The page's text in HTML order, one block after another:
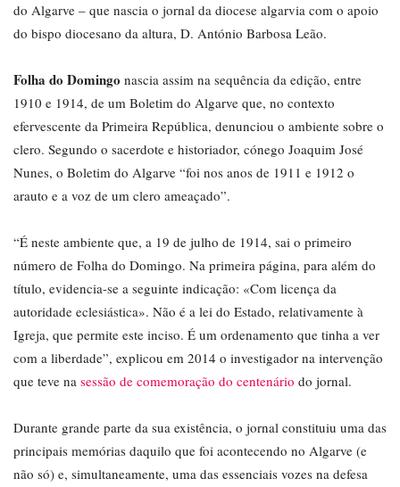
do Algarve – que nascia o jornal da diocese algarvia com o apoio
do bispo diocesano da altura, D. António Barbosa Leão.
Folha do Domingo nascia assim na sequência da edição, entre
1910 e 1914, de um Boletim do Algarve que, no contexto
efervescente da Primeira República, denunciou o ambiente sobre o
clero. Segundo o sacerdote e historiador, cónego Joaquim José
Nunes, o Boletim do Algarve “foi nos anos de 1911 e 1912 o
arauto e a voz de um clero ameaçado”.
“É neste ambiente que, a 19 de julho de 1914, sai o primeiro
número de Folha do Domingo. Na primeira página, para além do
título, evidencia-se a seguinte indicação: «Com licença da
autoridade eclesiástica». Não é a lei do Estado, relativamente à
Igreja, que permite este inciso. É um ordenamento que tinha a ver
com a liberdade”, explicou em 2014 o investigador na intervenção
que teve na sessão de comemoração do centenário do jornal.
Durante grande parte da sua existência, o jornal constituiu uma das
principais memórias daquilo que foi acontecendo no Algarve (e
não só) e, simultaneamente, uma das essenciais vozes na defesa